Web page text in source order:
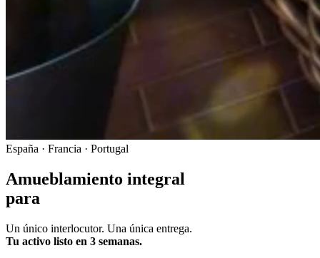
España · Francia · Portugal
Amueblamiento integral
para
Un único interlocutor. Una única entrega.
Tu activo listo en 3 semanas.